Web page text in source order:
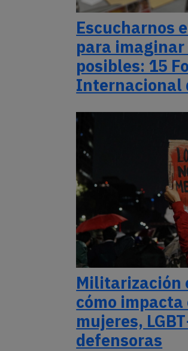
Escucharnos
para
posibles: 15
Internacional
Militarización
cómo
mujeres,
defensoras